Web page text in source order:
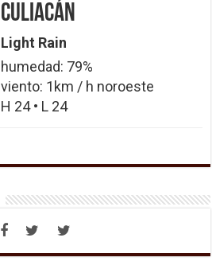
Culiacán
Light Rain
humedad: 79%
viento: 1km / h noroeste
H 24 • L 24